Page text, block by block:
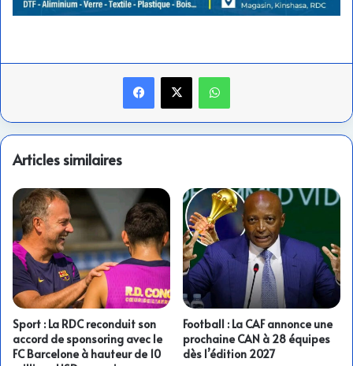
Facebook
X WhatsApp
Articles similaires
Sport : La RDC reconduit son
accord de sponsoring avec le
FC Barcelone à hauteur de 10
Football : La CAF annonce une
prochaine CAN à 28 équipes
dès l’édition 2027